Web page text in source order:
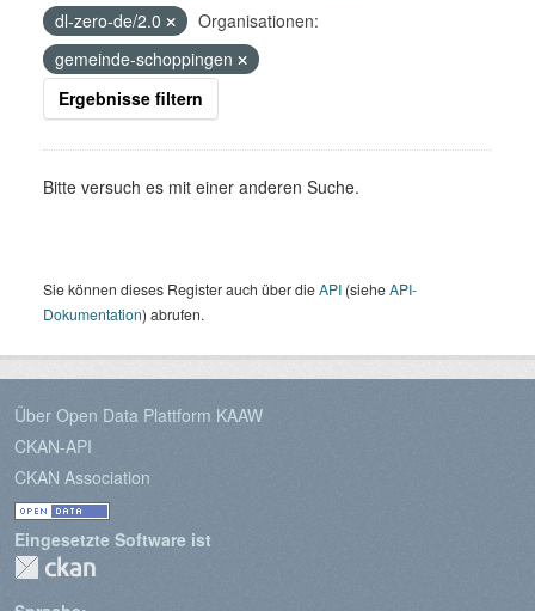
dl-zero-de/2.0
Organisationen:
gemeinde-schoppingen
Ergebnisse filtern
Bitte versuch es mit einer anderen Suche.
Sie können dieses Register auch über dieAPI (sieheAPI-
Dokumentation) abrufen.
Über Open Data Plattform KAAW
CKAN-API
CKAN Association
Eingesetzte Software ist